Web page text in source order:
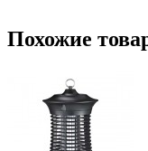
Похожие